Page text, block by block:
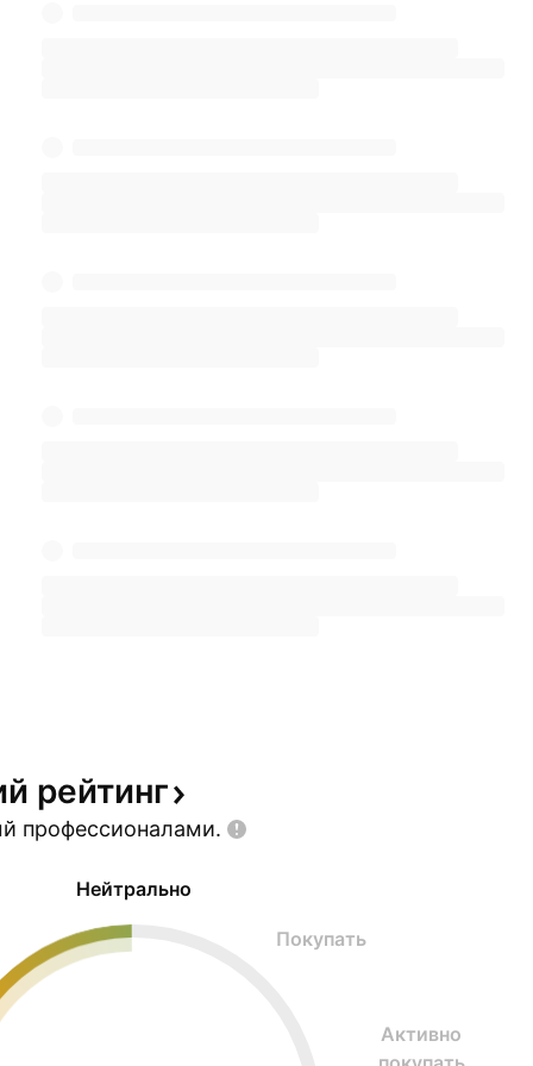
рейтинг
профессионалами.
Нейтрально
Покупать
Активно